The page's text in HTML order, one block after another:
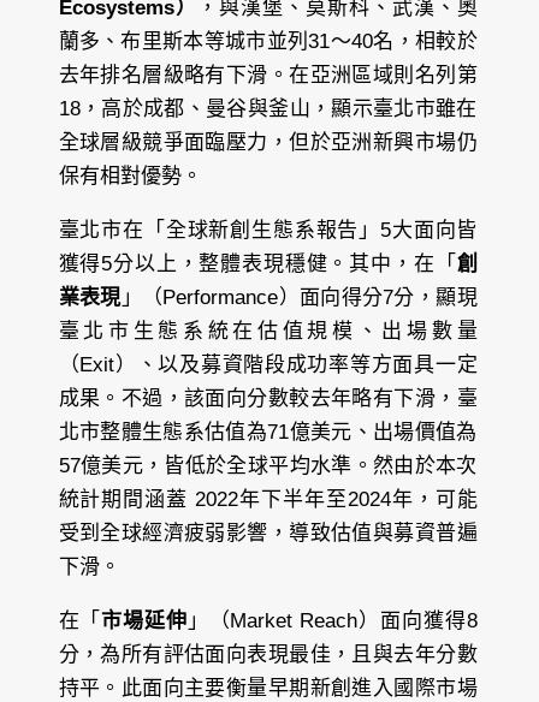
Ecosystems）
，與漢堡、莫斯科、武漢、奧
蘭多、布里斯本等城市並列31～40名，相較於
去年排名層級略有下滑。在亞洲區域則名列第
18，高於成都、曼谷與釜山，顯示臺北市雖在
全球層級競爭面臨壓力，但於亞洲新興市場仍
保有相對優勢。
臺北市在「全球新創生態系報告」5大面向皆
獲得5分以上，整體表現穩健。其中，在「 創
業表現」（Performance）面向得分7分，顯現
臺北市生態系統在估值規模、出場數量
（Exit）、以及募資階段成功率等方面具一定
成果。不過，該面向分數較去年略有下滑，臺
北市整體生態系估值為71億美元、出場價值為
57億美元，皆低於全球平均水準。然由於本次
統計期間涵蓋 2022年下半年至2024年，可能
受到全球經濟疲弱影響，導致估值與募資普遍
下滑。
在「市場延伸 」（Market Reach）面向獲得8
分，為所有評估面向表現最佳，且與去年分數
持平。此面向主要衡量早期新創進入國際市場